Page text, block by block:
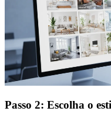
Passo 2: Escolha o